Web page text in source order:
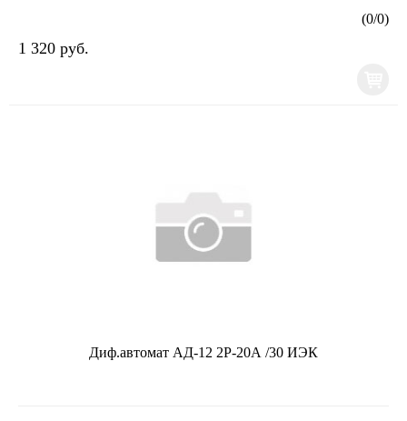
(0/0)
1 320 руб.
Диф.автомат АД-12 2Р-20А /30 ИЭК